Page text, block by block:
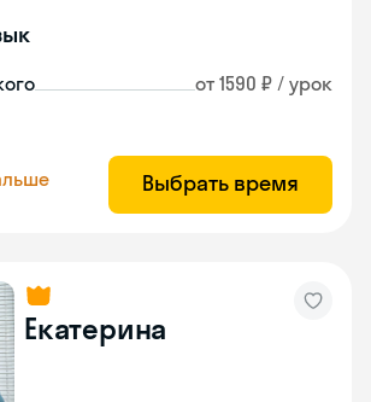
от 1590 ₽ / урок
Выбрать время
Екатерина